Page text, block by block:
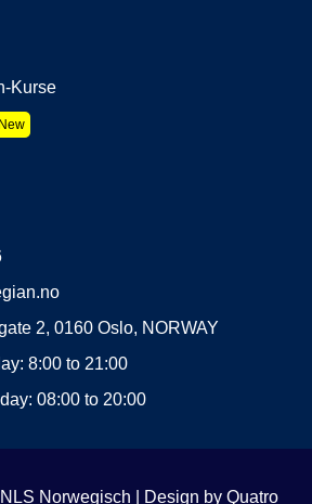
Kurse
New
2, 0160 Oslo, NORWAY
8:00 to 21:00
08:00 to 20:00
Norwegisch | Design by Quatro